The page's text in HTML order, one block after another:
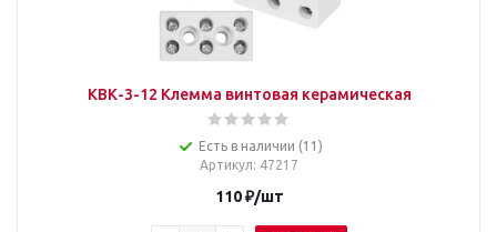
КВК-3-12 Клемма винтовая керамическая
Есть в наличии (11)
Артикул: 47217
110₽/шт